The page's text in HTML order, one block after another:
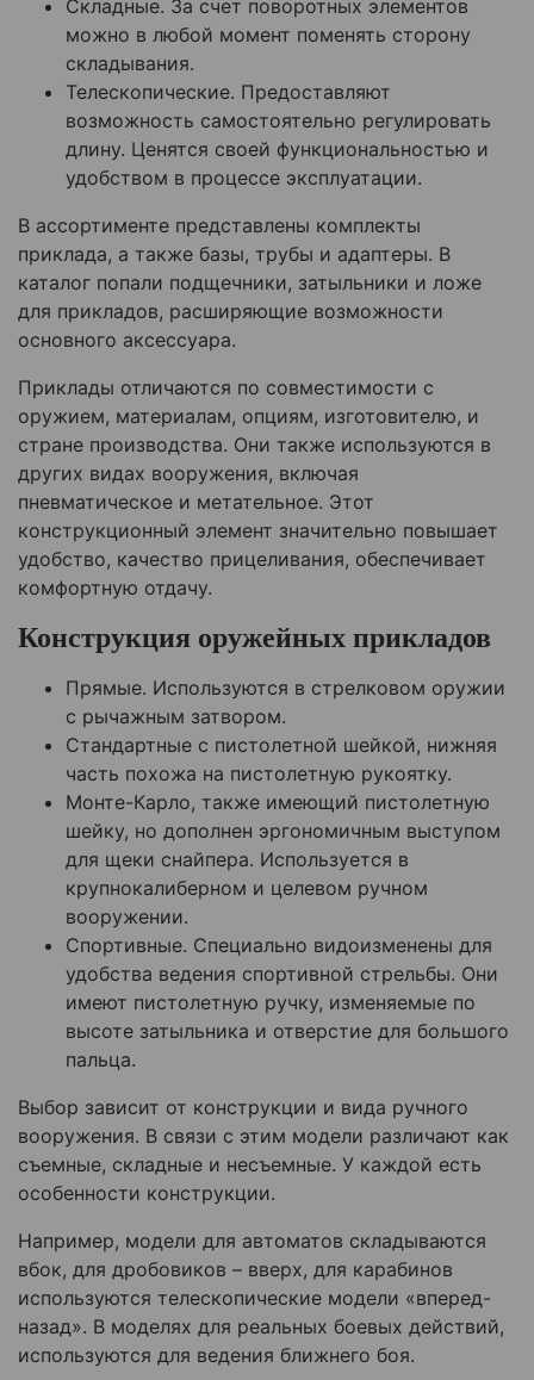
Складные. За счет поворотных элементов
можно в любой момент поменять сторону
складывания.
Телескопические. Предоставляют
возможность самостоятельно регулировать
длину. Ценятся своей функциональностью и
удобством в процессе эксплуатации.
В ассортименте представлены комплекты
приклада, а также базы, трубы и адаптеры. В
каталог попали подщечники, затыльники и ложе
для прикладов, расширяющие возможности
основного аксессуара.
Приклады отличаются по совместимости с
оружием, материалам, опциям, изготовителю, и
стране производства. Они также используются в
других видах вооружения, включая
пневматическое и метательное. Этот
конструкционный элемент значительно повышает
удобство, качество прицеливания, обеспечивает
комфортную отдачу.
Конструкция оружейных прикладов
Прямые. Используются в стрелковом оружии
с рычажным затвором.
Стандартные с пистолетной шейкой, нижняя
часть похожа на пистолетную рукоятку.
Монте-Карло, также имеющий пистолетную
шейку, но дополнен эргономичным выступом
для щеки снайпера. Используется в
крупнокалиберном и целевом ручном
вооружении.
Спортивные. Специально видоизменены для
удобства ведения спортивной стрельбы. Они
имеют пистолетную ручку, изменяемые по
высоте затыльника и отверстие для большого
пальца.
Выбор зависит от конструкции и вида ручного
вооружения. В связи с этим модели различают как
съемные, складные и несъемные. У каждой есть
особенности конструкции.
Например, модели для автоматов складываются
вбок, для дробовиков – вверх, для карабинов
используются телескопические модели «вперед-
назад». В моделях для реальных боевых действий,
используются для ведения ближнего боя.